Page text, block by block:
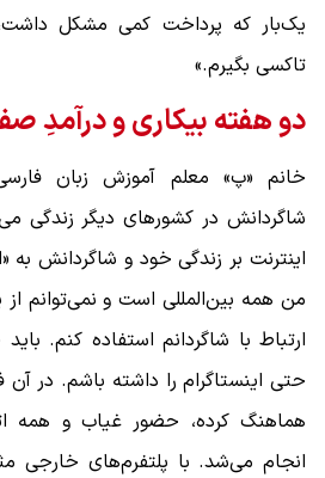
یک‌بار که پرداخت کمی مشکل داشت،
تاکسی بگیرم.»
دو هفته بیکاری و درآمدِ
خانم «پ» معلم آموزش زبان
شاگردانش در کشورهای دیگر زندگی
اینترنت بر زندگی خود و شاگردانش
من همه بین‌المللی است و نمی‌توانم از
ارتباط با شاگردانم استفاده کنم.
حتی اینستاگرام را داشته باشم. در
هماهنگ کرده، حضور غیاب و همه
انجام می‌شد. با پلتفرم‌های خارجی